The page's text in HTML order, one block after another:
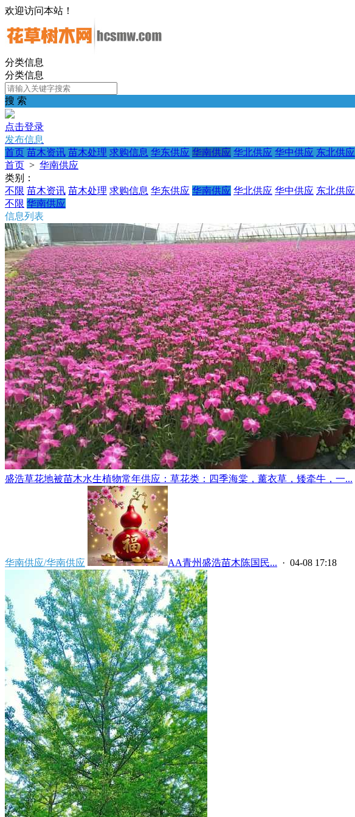
欢迎访问本站！
分类信息
分类信息
搜 索
点击登录
发布信息
首页 苗木资讯 苗木处理 求购信息 华东供应 华南供应 华北供应 华中供应 东北供应
首页 > 华南供应
类别：
不限 苗木资讯 苗木处理 求购信息 华东供应 华南供应 华北供应 华中供应 东北供应
不限 华南供应
信息列表
盛浩草花地被苗木水生植物常年供应：草花类：四季海棠，薰衣草，矮牵牛，一...
华南供应/华南供应 AA青州盛浩苗木陈国民... · 04-08 17:18